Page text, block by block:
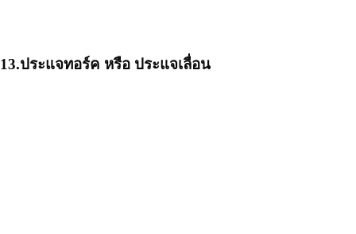
13.ประแจทอร์ค หรือ ประแจเลื่อน